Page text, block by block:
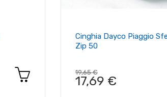
Cinghia Dayco Piaggio
Zip 50
19,65 €
17,69 €